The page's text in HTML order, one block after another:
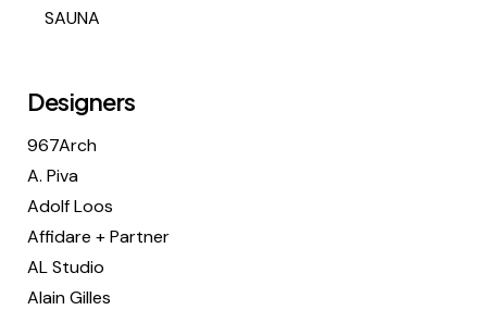
SAUNA
Designers
967Arch
A. Piva
Adolf Loos
Affidare + Partner
AL Studio
Alain Gilles